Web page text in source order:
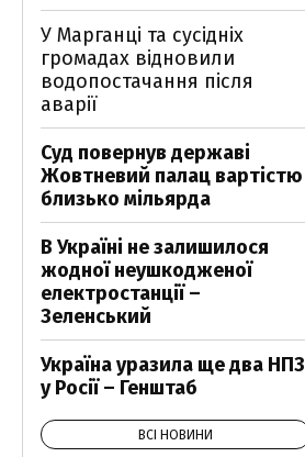
У Марганці та сусідніх
громадах відновили
водопостачання після
аварії
Суд повернув державі
Жовтневий палац вартістю
близько мільярда
В Україні не залишилося
жодної неушкодженої
електростанції –
Зеленський
Україна уразила ще два НПЗ
у Росії – Генштаб
ВСІ НОВИНИ